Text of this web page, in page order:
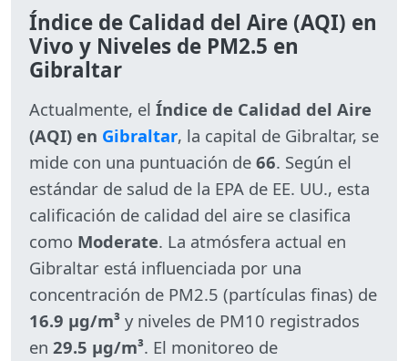
Índice de Calidad del Aire (AQI) en
Vivo y Niveles de PM2.5 en
Gibraltar
Actualmente, el Índice de Calidad del Aire
(AQI) en Gibraltar, la capital de Gibraltar, se
mide con una puntuación de 66. Según el
estándar de salud de la EPA de EE. UU., esta
calificación de calidad del aire se clasifica
como Moderate. La atmósfera actual en
Gibraltar está influenciada por una
concentración de PM2.5 (partículas finas) de
16.9 µg/m³ y niveles de PM10 registrados
en 29.5 µg/m³. El monitoreo de